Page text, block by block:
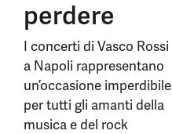
perdere
I concerti di Vasco Rossi
a Napoli rappresentano
un’occasione imperdibile
per tutti gli amanti della
musica e del rock